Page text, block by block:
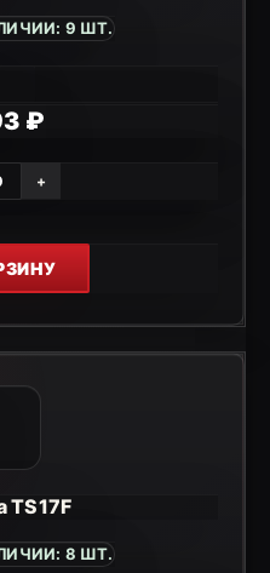
9 ШТ.
₽
+
TS17F
8 ШТ.